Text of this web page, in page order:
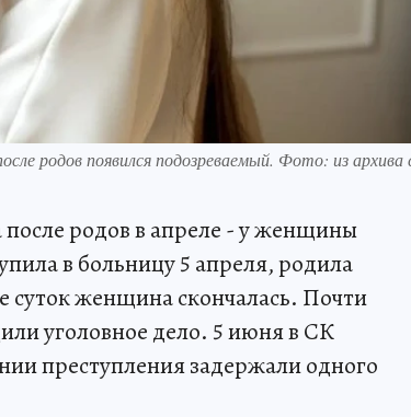
родов появился подозреваемый. Фото: из архива
родов в апреле - у женщины
в больницу 5 апреля, родила
суток женщина скончалась. Почти
уголовное дело. 5 июня в СК
преступления задержали одного